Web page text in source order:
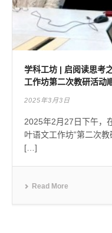
学科工坊 | 启阅读思考
工作坊第二次教研活动
2025年3月3日
2025年2月27日下午，
叶语文工作坊”第二次
[…]
Read More